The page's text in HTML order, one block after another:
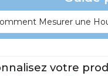
Mesurer une
votre